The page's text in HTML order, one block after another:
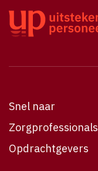
Snel naar
Werken bij UP
Vacatures
Zorgprofessionals
Werken bij UP
Opdrachtgevers